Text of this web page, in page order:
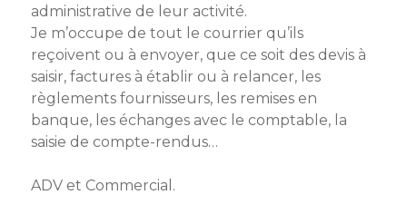
Club
de
managers
intermédiaires
AEPV
au
féminin
membres
Kit
de
l’adhérent
Industrie
Offres
privilèges
Proposer
une
privilège
administrative de leur activité.
Je m’occupe de tout le courrier qu’ils
reçoivent ou à envoyer, que ce soit des devis à
saisir, factures à établir ou à relancer, les
règlements fournisseurs, les remises en
banque, les échanges avec le comptable, la
saisie de compte-rendus…
ADV et Commercial.